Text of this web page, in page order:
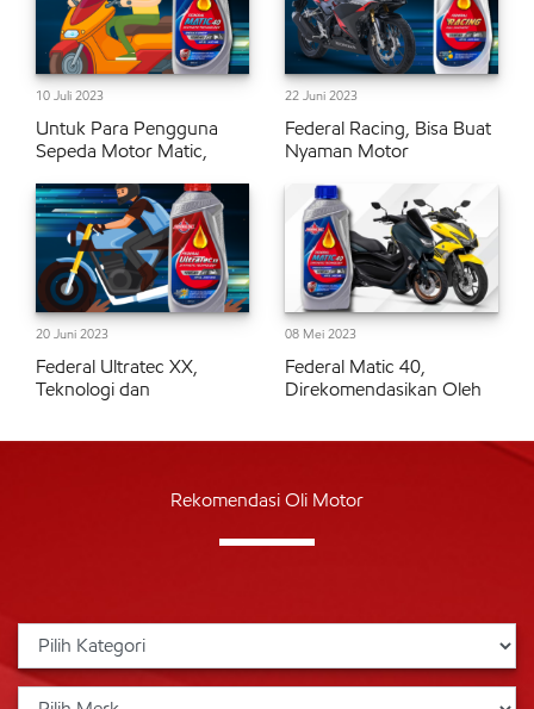
10 Juli 2023
Untuk Para Pengguna
Sepeda Motor Matic,
22 Juni 2023
Federal Racing, Bisa Buat
Nyaman Motor
20 Juni 2023
Federal Ultratec XX,
Teknologi dan
08 Mei 2023
Federal Matic 40,
Direkomendasikan Oleh
Rekomendasi Oli Motor